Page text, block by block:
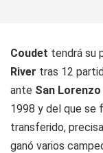
Coudet tendrá su
River tras 12
ante San Lorenzo
1998 y del que se
transferido,
ganó varios